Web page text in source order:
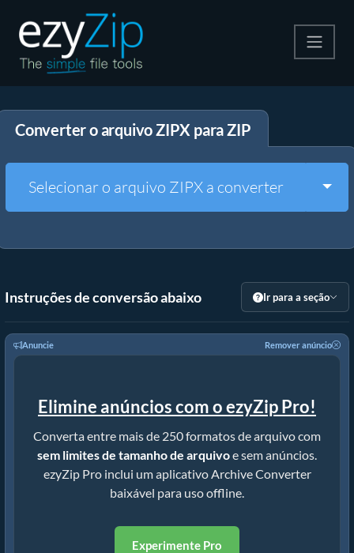
Descompactar
Outras Ferramentas
Converter o arquivo ZIPX para ZIP
Selecionar o arquivo ZIPX a converter
Instruções de conversão abaixo Ir para a seção
Anuncie Remover anúncio
Elimine anúncios com o ezyZip Pro!
Converta entre mais de 250 formatos de arquivo com
sem limites de tamanho de arquivoe sem anúncios.
ezyZip Pro inclui um aplicativo Archive Converter
baixável para uso offline.
Experimente Pro